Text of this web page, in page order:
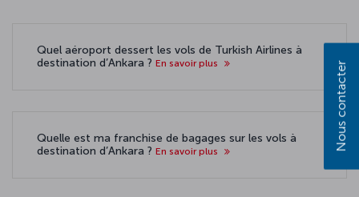
Quel aéroport dessert les vols de Turkish Airlines à
destination d’Ankara ? En savoir plus
Quelle est ma franchise de bagages sur les vols à
destination d’Ankara ? En savoir plus Nous contacter